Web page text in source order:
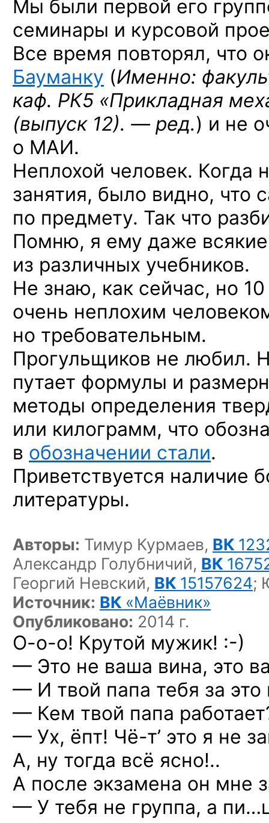
Мы были первой его
семинары и курсовой
Все время повторял, что
Бауманку (Именно:
каф. РК5 «Прикладная
(выпуск 12). — ред.) и не
о МАИ.
Неплохой человек. Когда
занятия, было видно, что
по предмету. Так что
Помню, я ему даже
из различных учебников.
Не знаю, как сейчас, но
очень неплохим
но требовательным.
Прогульщиков не любил.
путает формулы и
методы определения
или килограмм, что
в обозначении стали.
Приветствуется наличие
литературы.
Авторы: Тимур Курмаев, ВК
Александр Голубничий, ВК
Георгий Невский, ВК 15157624;
Источник: ВК «Маёвник»
Опубликовано: 2014 г.
О-о-о! Крутой мужик! :-)
— Это не ваша вина, это
— И твой папа тебя за это
— Кем твой папа
— Ух, ёпт! Чё-т’ это я не
А, ну тогда всё ясно!..
А после экзамена он мне
— У тебя не группа, а